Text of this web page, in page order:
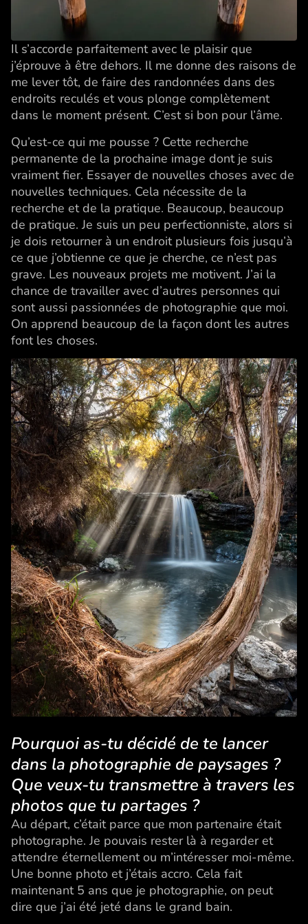
Il s’accorde parfaitement avec le plaisir que
j’éprouve à être dehors. Il me donne des raisons de
me lever tôt, de faire des randonnées dans des
endroits reculés et vous plonge complètement
dans le moment présent. C’est si bon pour l’âme.
Qu’est-ce qui me pousse ? Cette recherche
permanente de la prochaine image dont je suis
vraiment fier. Essayer de nouvelles choses avec de
nouvelles techniques. Cela nécessite de la
recherche et de la pratique. Beaucoup, beaucoup
de pratique. Je suis un peu perfectionniste, alors si
je dois retourner à un endroit plusieurs fois jusqu’à
ce que j’obtienne ce que je cherche, ce n’est pas
grave. Les nouveaux projets me motivent. J’ai la
chance de travailler avec d’autres personnes qui
sont aussi passionnées de photographie que moi.
On apprend beaucoup de la façon dont les autres
font les choses.
Pourquoi as-tu décidé de te lancer
dans la photographie de paysages ?
Que veux-tu transmettre à travers les
photos que tu partages ?
Au départ, c’était parce que mon partenaire était
photographe. Je pouvais rester là à regarder et
attendre éternellement ou m’intéresser moi-même.
Une bonne photo et j’étais accro. Cela fait
maintenant 5 ans que je photographie, on peut
dire que j’ai été jeté dans le grand bain.